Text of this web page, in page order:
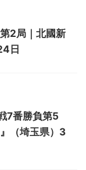
2局｜北國新
日
7番勝負第5
（埼玉県）3